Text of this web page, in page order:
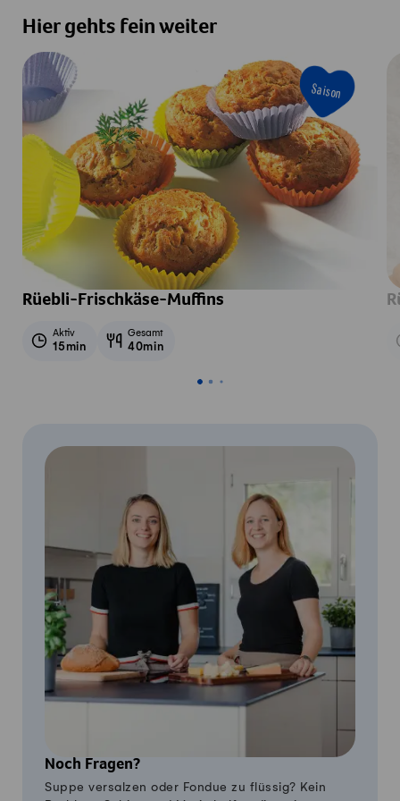
Hier gehts fein weiter
Saison
Rüebli-Frischkäse-Muffins
Aktiv
15min
Gesamt
40min
Noch Fragen?
Suppe versalzen oder Fondue zu flüssig? Kein